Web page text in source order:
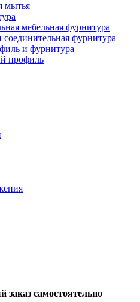
мытья
мебельная фурнитура
фурнитура
и фурнитура
профиль
самостоятельно